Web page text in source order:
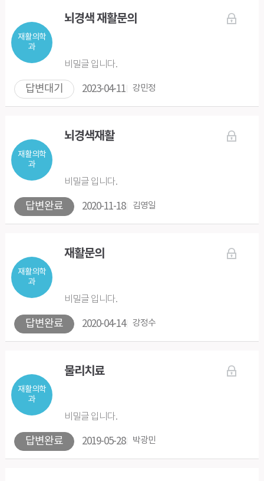
재활의학
과
뇌경색 재활문의
답변대기
비밀글 입니다.
2023-04-11 강민정
재활의학
과
뇌경색재활
답변완료
비밀글 입니다.
2020-11-18 김영일
재활의학
과
재활문의
답변완료
비밀글 입니다.
2020-04-14 강정수
재활의학
과
물리치료
답변완료
비밀글 입니다.
2019-05-28 박광민